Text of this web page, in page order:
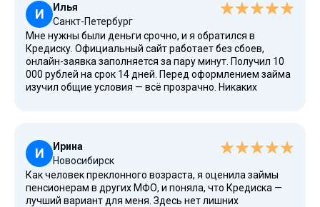
Рекомендую!
И
Илья
Санкт-Петербург
Мне нужны были деньги срочно, и я обратился в
Кредиску. Официальный сайт работает без сбоев,
онлайн-заявка заполняется за пару минут. Получил 10
000 рублей на срок 14 дней. Перед оформлением займа
изучил общие условия — всё прозрачно. Никаких
И
Ирина
Новосибирск
Как человек преклонного возраста, я оценила займы
пенсионерам в других МФО, и поняла, что Кредиска —
лучший вариант для меня. Здесь нет лишних